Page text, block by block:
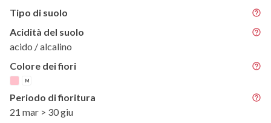
Tipo di suolo
Acidità del suolo
acido / alcalino
Colore dei fiori
M
Periodo di fioritura
21 mar > 30 giu